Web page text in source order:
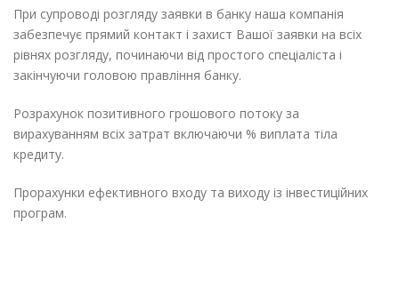
При супроводі розгляду заявки в банку наша компанія
забезпечує прямий контакт і захист Вашої заявки на всіх
рівнях розгляду, починаючи від простого спеціаліста і
закінчуючи головою правління банку.
Розрахунок позитивного грошового потоку за
вирахуванням всіх затрат включаючи % виплата тіла
кредиту.
Прорахунки ефективного входу та виходу із інвестиційних
програм.